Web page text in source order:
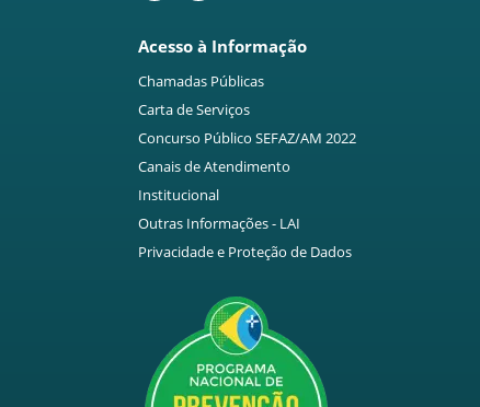
Acesso à Informação
Chamadas Públicas
Carta de Serviços
Concurso Público SEFAZ/AM 2022
Canais de Atendimento
Institucional
Outras Informações - LAI
Privacidade e Proteção de Dados